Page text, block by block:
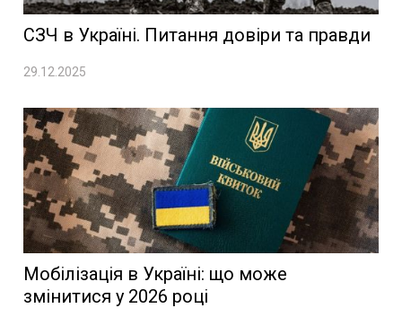
СЗЧ в Україні. Питання довіри та правди
29.12.2025
Мобілізація в Україні: що може
змінитися у 2026 році